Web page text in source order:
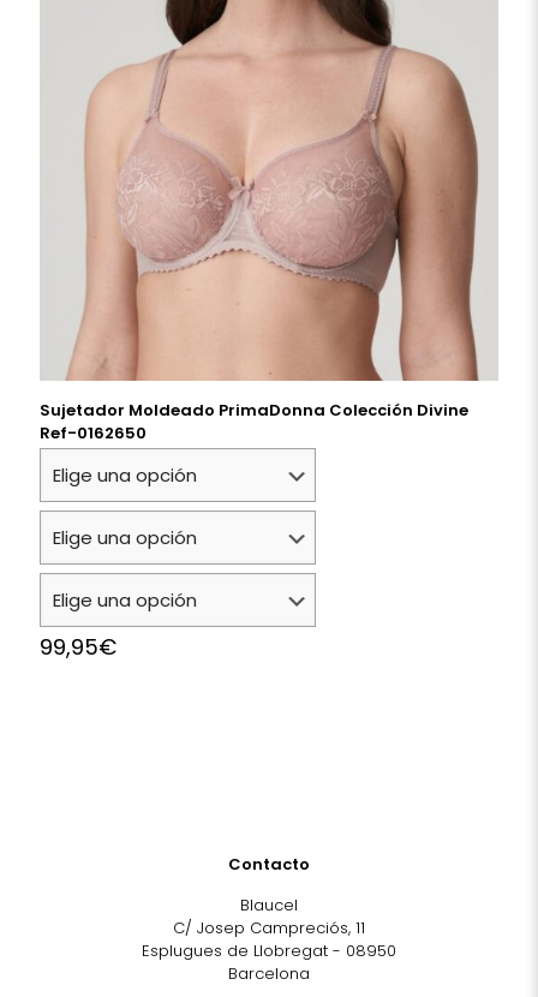
Sujetador Moldeado PrimaDonna Colección Divine
Ref-0162650
99,95€
Contacto
Blaucel
C/ Josep Campreciós, 11
Esplugues de Llobregat - 08950
Barcelona